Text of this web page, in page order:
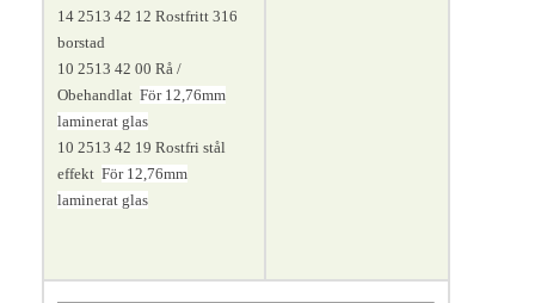
14 2513 42 12 Rostfritt 316
borstad
10 2513 42 00 Rå /
Obehandlat För 12,76mm
laminerat glas
10 2513 42 19 Rostfri stål
effekt För 12,76mm
laminerat glas